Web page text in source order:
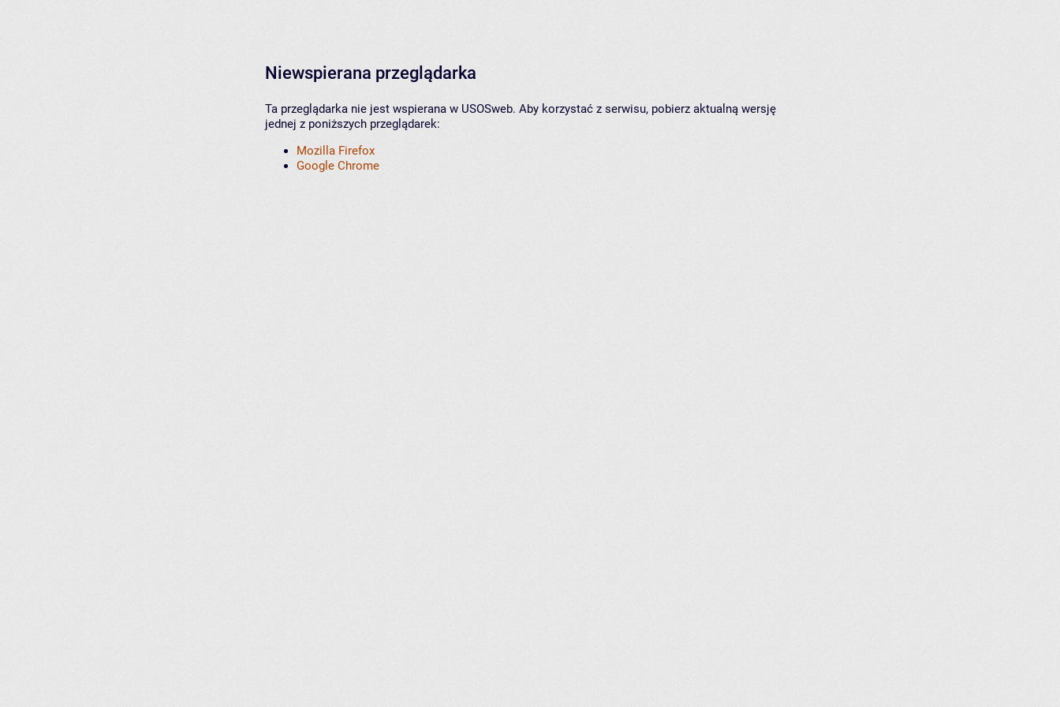
Niewspierana przeglądarka
Ta przeglądarka nie jest wspierana w USOSweb. Aby korzystać z serwisu, pobierz aktualną wersję
jednej z poniższych przeglądarek:
Mozilla Firefox
Google Chrome